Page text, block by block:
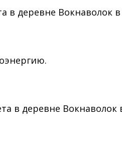
в деревне
в деревне